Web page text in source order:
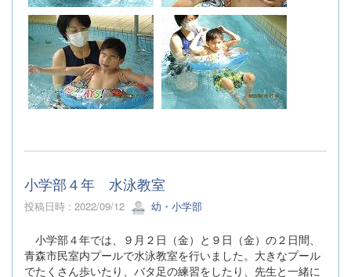
小学部４年 水泳教室
投稿日時 : 2022/09/12 幼・小学部
小学部４年では、９月２日（金）と９日（金）の２日間、
青森市民室内プールで水泳教室を行いました。大きなプール
でたくさん歩いたり、バタ足の練習をしたり、先生と一緒に